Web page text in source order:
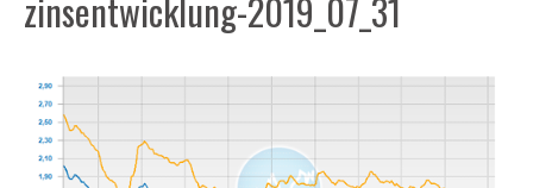
zinsentwicklung-2019_07_31